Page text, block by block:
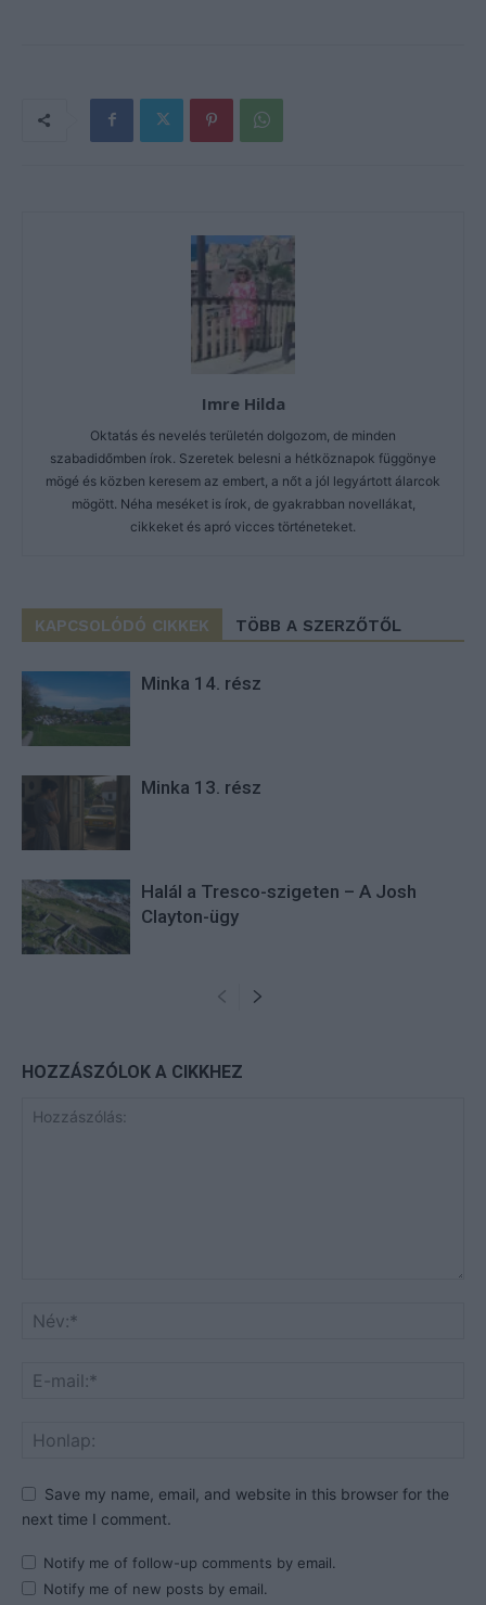
Imre Hilda
Oktatás és nevelés területén dolgozom, de minden
szabadidőmben írok. Szeretek belesni a hétköznapok függönye
mögé és közben keresem az embert, a nőt a jól legyártott álarcok
mögött. Néha meséket is írok, de gyakrabban novellákat,
cikkeket és apró vicces történeteket.
KAPCSOLÓDÓ CIKKEK TÖBB A SZERZŐTŐL
Minka 14. rész
Minka 13. rész
Halál a Tresco-szigeten – A Josh
Clayton-ügy
HOZZÁSZÓLOK A CIKKHEZ
Save my name, email, and website in this browser for the
next time I comment.
Notify me of follow-up comments by email.
Notify me of new posts by email.